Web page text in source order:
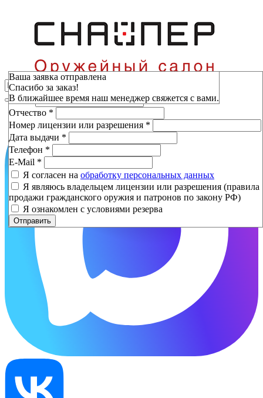
Зарезервировать
Фамилия*
Имя*
Отчество *
Номер лицензии или разрешения *
Дата выдачи *
Телефон *
E-Mail *
Я согласен на обработку персональных данных
Я являюсь владельцем лицензии или разрешения (правила
продажи гражданского оружия и патронов по закону РФ)
Я ознакомлен с условиями резерва
Отправить
Ваша заявка отправлена
Спасибо за заказ!
В ближайшее время наш менеджер свяжется с вами.